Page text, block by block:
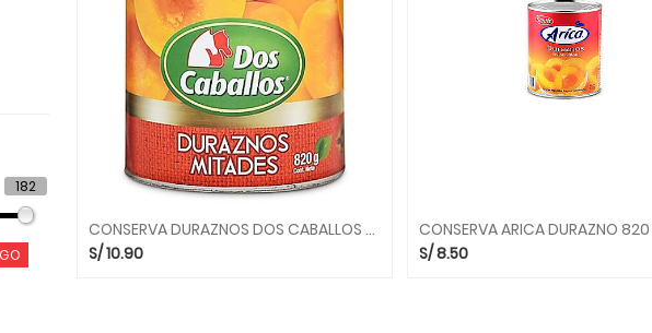
182
CONSERVA DURAZNOS DOS CABALLOS 820 GR.
S/10.90
CONSERVA ARICA DURAZNO 820
S/8.50